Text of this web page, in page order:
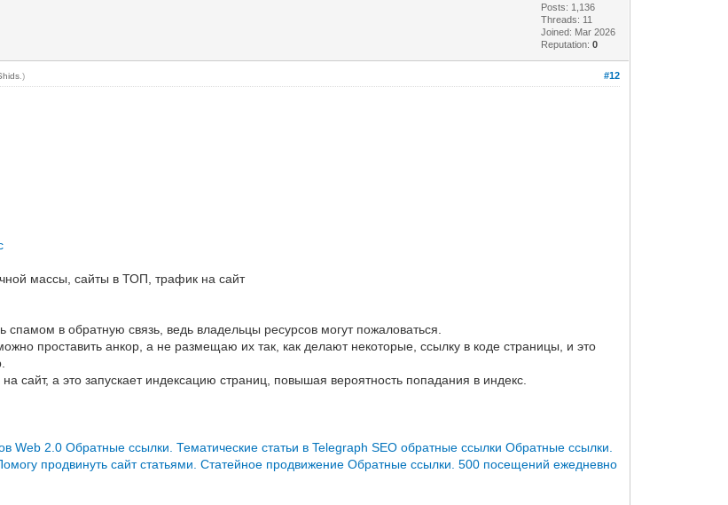
Posts: 1,136
Threads: 11
Joined: Mar 2026
Reputation:0
#12
.)
массы, сайты в ТОП, трафик на сайт
в обратную связь, ведь владельцы ресурсов могут пожаловаться.
проставить анкор, а не размещаю их так, как делают некоторые, ссылку в коде страницы, и это
сайт, а это запускает индексацию страниц, повышая вероятность попадания в индекс.
Web 2.0 Обратные ссылки. Тематические статьи в Telegraph SEO обратные ссылки Обратные ссылки.
продвинуть сайт статьями. Статейное продвижение Обратные ссылки. 500 посещений ежедневно